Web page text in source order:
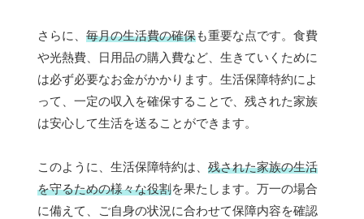
さらに、 毎月の生活費の確保も重要な点です。食費
や光熱費、日用品の購入費など、生きていくために
は必ず必要なお金がかかります。生活保障特約によ
って、一定の収入を確保することで、残された家族
は安心して生活を送ることができます。
このように、生活保障特約は、 残された家族の生活
を守るための様々な役割を果たします。万一の場合
に備えて、ご自身の状況に合わせて保障内容を確認